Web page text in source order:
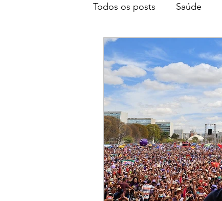
Todos os posts Saúde